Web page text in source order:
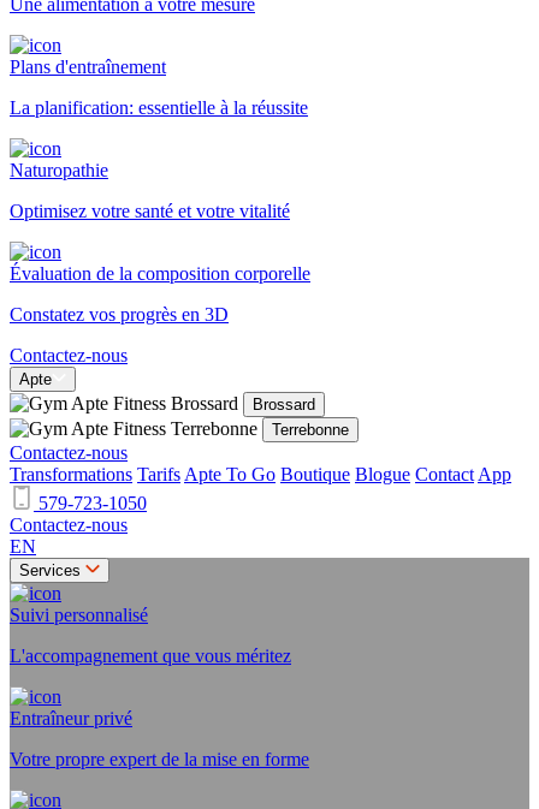
Plans d'entraînement
La planification: essentielle à la réussite
Naturopathie
Optimisez votre santé et votre vitalité
Évaluation de la composition corporelle
Constatez vos progrès en 3D
Contactez-nous
Apte
Brossard
Terrebonne
Contactez-nous
Transformations Tarifs Apte To Go Boutique Blogue Contact App
579-723-1050
Contactez-nous
EN
Services
Suivi personnalisé
L'accompagnement que vous méritez
Entraîneur privé
Votre propre expert de la mise en forme